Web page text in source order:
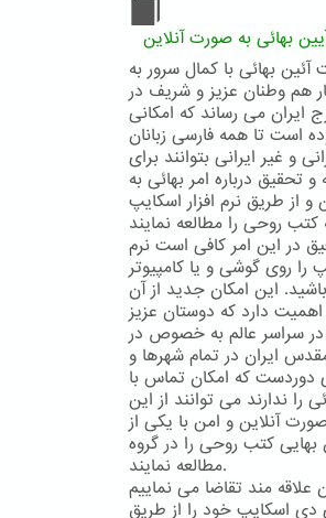
بهائی به صورت آنلاین
آئین بهائی با کمال سرور به
هم وطنان عزیز و شریف در
ایران می رساند که امکانی
است تا همه فارسی زبانان
و غیر ایرانی بتوانند برای
و تحقیق درباره امر بهائی به
و از طریق نرم افزار اسکایپ
در این امر کافی است نرم
را روی گوشی و یا کامپیوتر
این امکان جدید از آن
دارد که دوستان عزیز
در سراسر عالم به خصوص در
ایران در تمام شهرها و
دوردست که امکان تماس با
را ندارند می توانند از این
آنلاین و امن با یکی از
بهایی کتب روحی را در گروه
مطالعه نمایند.
علاقه مند تقاضا می نماییم
دی اسکایپ خود را از طریق